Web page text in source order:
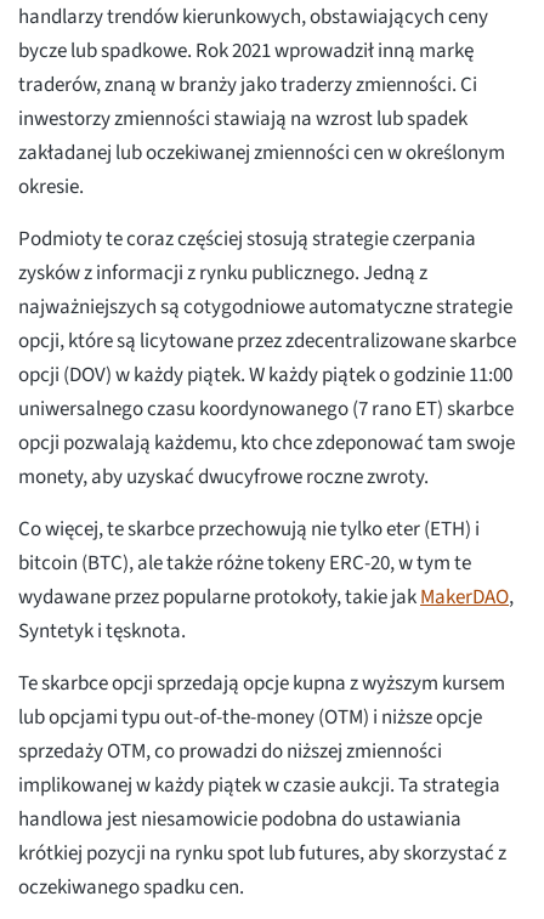
handlarzy trendów kierunkowych, obstawiających ceny
bycze lub spadkowe. Rok 2021 wprowadził inną markę
traderów, znaną w branży jako traderzy zmienności. Ci
inwestorzy zmienności stawiają na wzrost lub spadek
zakładanej lub oczekiwanej zmienności cen w określonym
okresie.
Podmioty te coraz częściej stosują strategie czerpania
zysków z informacji z rynku publicznego. Jedną z
najważniejszych są cotygodniowe automatyczne strategie
opcji, które są licytowane przez zdecentralizowane skarbce
opcji (DOV) w każdy piątek. W każdy piątek o godzinie 11:00
uniwersalnego czasu koordynowanego (7 rano ET) skarbce
opcji pozwalają każdemu, kto chce zdeponować tam swoje
monety, aby uzyskać dwucyfrowe roczne zwroty.
Co więcej, te skarbce przechowują nie tylko eter (ETH) i
bitcoin (BTC), ale także różne tokeny ERC-20, w tym te
wydawane przez popularne protokoły, takie jakMakerDAO,
Syntetyk i tęsknota.
Te skarbce opcji sprzedają opcje kupna z wyższym kursem
lub opcjami typu out-of-the-money (OTM) i niższe opcje
sprzedaży OTM, co prowadzi do niższej zmienności
implikowanej w każdy piątek w czasie aukcji. Ta strategia
handlowa jest niesamowicie podobna do ustawiania
krótkiej pozycji na rynku spot lub futures, aby skorzystać z
oczekiwanego spadku cen.